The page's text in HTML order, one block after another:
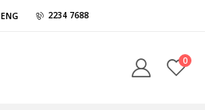
ENG 2234 7688
0